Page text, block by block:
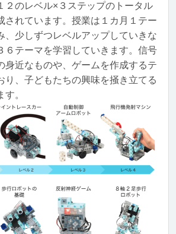
２のレベル×３ステップのトータル
されています。授業は１カ月１テー
、少しずつレベルアップしていきな
６テーマを学習していきます。信号
身近なものや、ゲームを作成するテ
り、子どもたちの興味を掻き立てる
。